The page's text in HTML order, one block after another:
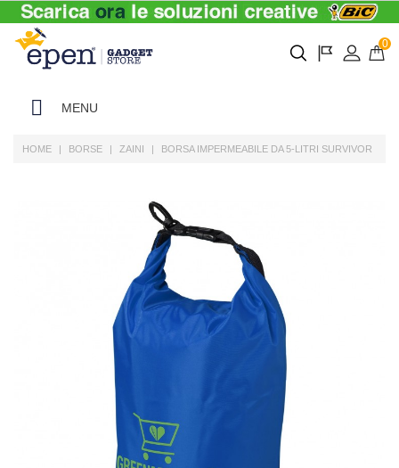
0
MENU
HOME BORSE ZAINI BORSA IMPERMEABILE DA 5-LITRI SURVIVOR